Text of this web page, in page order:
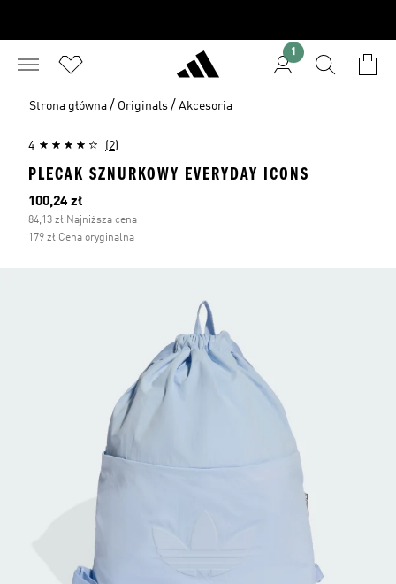
1
Strona główna / Originals / Akcesoria
4 (2)
PLECAK SZNURKOWY EVERYDAY ICONS
Bieżąca cena
100,24 zł
84,13 zł Najniższa cena
179 zł Cena oryginalna